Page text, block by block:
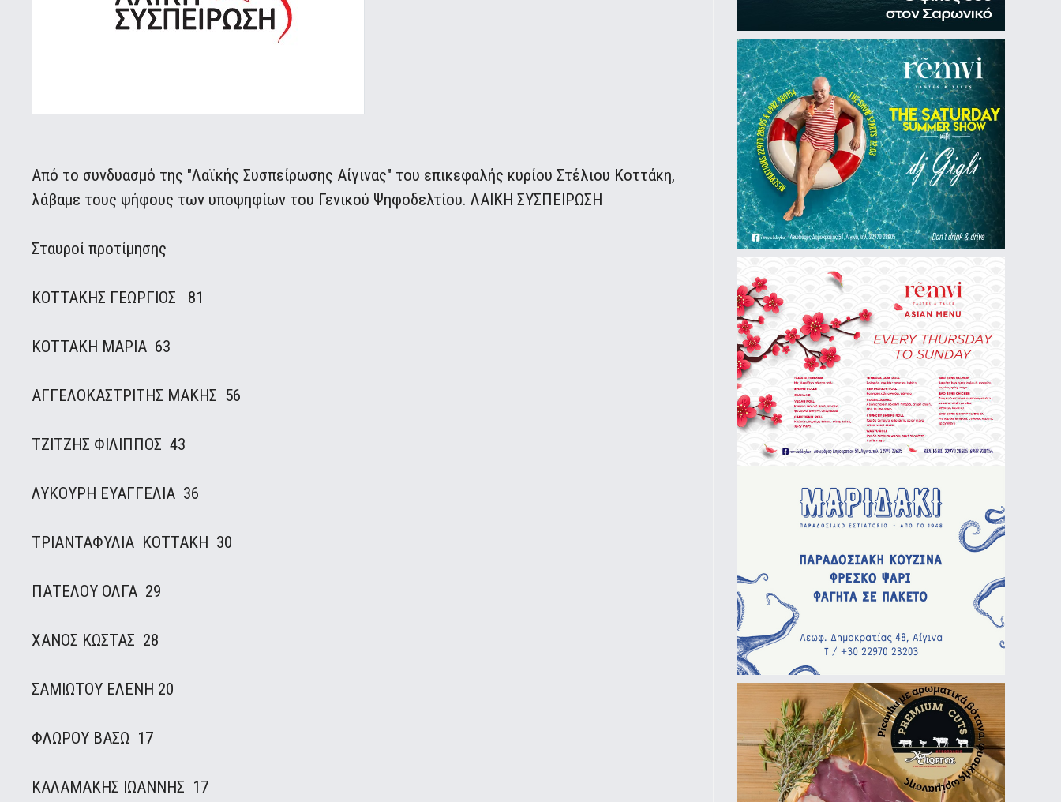
Από το συνδυασμό της "Λαϊκής Συσπείρωσης Αίγινας" του επικεφαλής κυρίου Στέλιου Κοττάκη,
λάβαμε τους ψήφους των υποψηφίων του Γενικού Ψηφοδελτίου. ΛΑΙΚΗ ΣΥΣΠΕΙΡΩΣΗ
Σταυροί προτίμησης
ΚΟΤΤΑΚΗΣ ΓΕΩΡΓΙΟΣ 81
ΚΟΤΤΑΚΗ ΜΑΡΙΑ 63
ΑΓΓΕΛΟΚΑΣΤΡΙΤΗΣ ΜΑΚΗΣ 56
ΤΖΙΤΖΗΣ ΦΙΛΙΠΠΟΣ 43
ΛΥΚΟΥΡΗ ΕΥΑΓΓΕΛΙΑ 36
ΤΡΙΑΝΤΑΦΥΛΙΑ ΚΟΤΤΑΚΗ 30
ΠΑΤΕΛΟΥ ΟΛΓΑ 29
ΧΑΝΟΣ ΚΩΣΤΑΣ 28
ΣΑΜΙΩΤΟΥ ΕΛΕΝΗ 20
ΦΛΩΡΟΥ ΒΑΣΩ 17
ΚΑΛΑΜΑΚΗΣ ΙΩΑΝΝΗΣ 17